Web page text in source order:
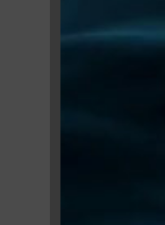
comunidad/